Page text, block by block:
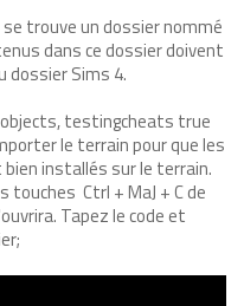
trouve un dossier nommé
dans ce dossier doivent
dossier Sims 4.
testingcheats true
le terrain pour que les
installés sur le terrain.
touches Ctrl + MaJ + C de
Tapez le code et